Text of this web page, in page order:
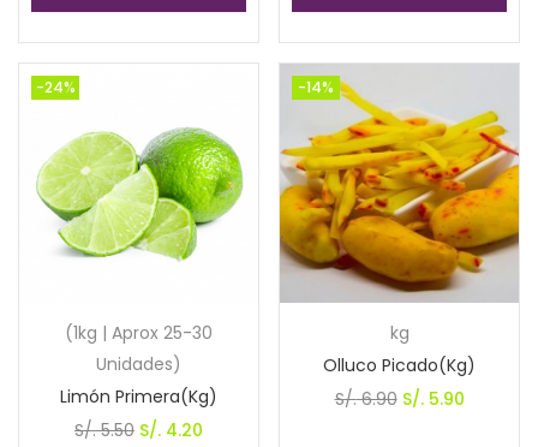
era:
S/. 1.00.
es:
S/. 0.99.
S/. 9.00.S/. 7.90.
-24%
(1kg | Aprox 25-30
Unidades)
Limón Primera(Kg)
S/.5.50 El
S/. 4.20
-14%
kg
Olluco Picado(Kg)
S/.6.90 El
S/.5.90El